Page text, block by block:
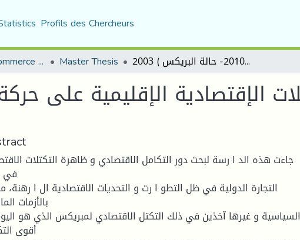
Profils des Chercheurs
Department of Commerce Science Master Thesis تأثير التكتلات الإقتصادية الإقليمية على حركة التجارة الدولية )2010- حالة البريكس ) 2003
جاءت هذه الد ا رسة لبحث دور التكامل الاقتصادي و ظاهرة التكتلات
في
التجارة الدولية في ظل التطو ا رت و التحديات الاقتصادية ال ا رهنة،
بالأزمات
السياسية و غيرها آخذين في ذلك التكتل الاقتصادي لمبريكس الذي هو
أقوى